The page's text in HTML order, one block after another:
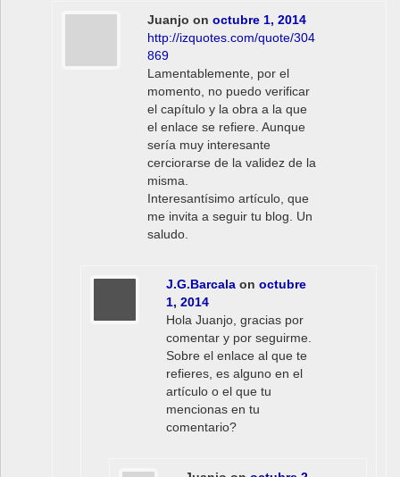
Juanjo on octubre 1, 2014
http://izquotes.com/quote/304
869
Lamentablemente, por el
momento, no puedo verificar
el capítulo y la obra a la que
el enlace se refiere. Aunque
sería muy interesante
cerciorarse de la validez de la
misma.
Interesantísimo artículo, que
me invita a seguir tu blog. Un
saludo.
J.G.Barcala on octubre
1, 2014
Hola Juanjo, gracias por
comentar y por seguirme.
Sobre el enlace al que te
refieres, es alguno en el
artículo o el que tu
mencionas en tu
comentario?